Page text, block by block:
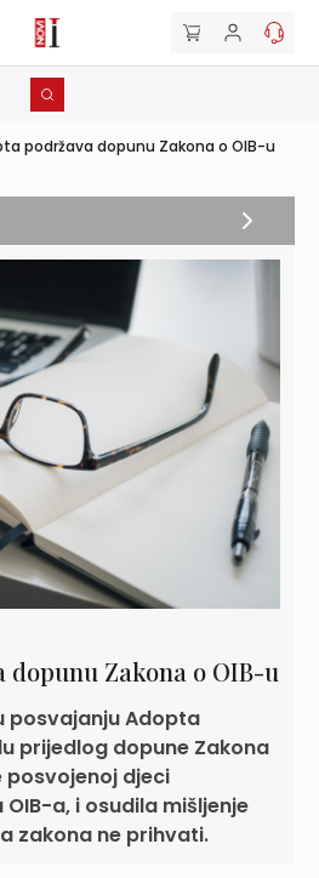
podržava dopunu Zakona o OIB-u
dopunu Zakona o OIB-u
posvajanju Adopta
prijedlog dopune Zakona
posvojenoj djeci
a, i osudila mišljenje
zakona ne prihvati.